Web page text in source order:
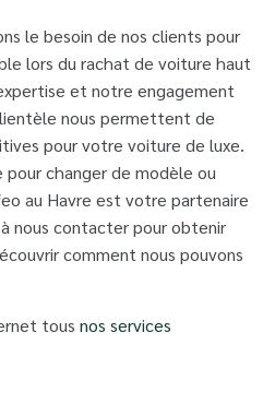
le besoin de nos clients pour
lors du rachat de voiture haut
et notre engagement
nous permettent de
pour votre voiture de luxe.
pour changer de modèle ou
au Havre est votre partenaire
nous contacter pour obtenir
comment nous pouvons
tous nos services